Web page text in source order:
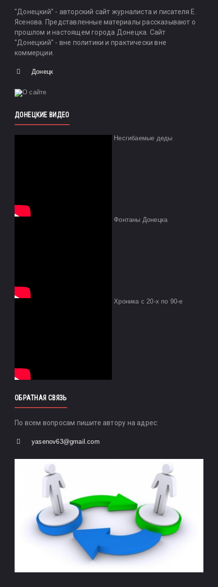
"Донецкий" - авторский сайт журналиста и писателя Е.
Ясенова. Представленные материалы рассказывают о
прошлом и настоящем города Донецка. Сайт
"Донецкий" - вне политики и практически вне
коммерции.
Донецк
ДОНЕЦКИЕ ВИДЕО
Несгибаемые деды
Фонтаны Донецка
Хроника с 20-х по 90-е
ОБРАТНАЯ СВЯЗЬ
По всем вопросам пишите автору на адрес:
yasenov63@gmail.com